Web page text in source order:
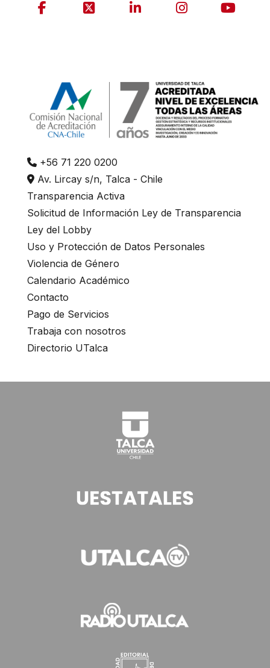
+56 71 220 0200
Av. Lircay s/n, Talca - Chile
Transparencia Activa
Solicitud de Información Ley de Transparencia
Ley del Lobby
Uso y Protección de Datos Personales
Violencia de Género
Calendario Académico
Contacto
Pago de Servicios
Trabaja con nosotros
Directorio UTalca